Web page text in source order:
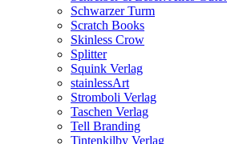
Schwarzer Turm
Scratch Books
Skinless Crow
Splitter
Squink Verlag
stainlessArt
Stromboli Verlag
Taschen Verlag
Tell Branding
Tintenkilby Verlag